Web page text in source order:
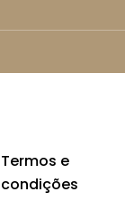
Termos e
condições